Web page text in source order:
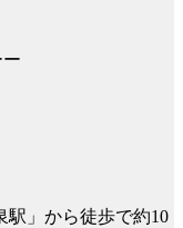
駅」から徒歩で約10